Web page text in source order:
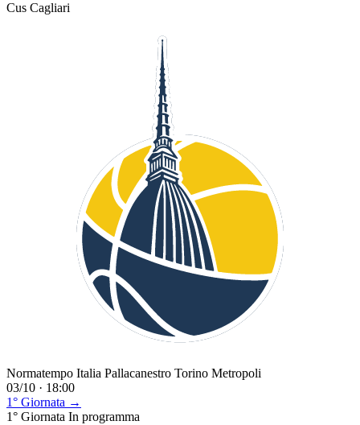
Cus Cagliari
Normatempo Italia Pallacanestro Torino Metropoli
03/10 · 18:00
1° Giornata →
1° Giornata In programma